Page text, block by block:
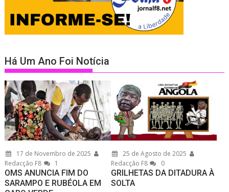
Há Um Ano Foi Notícia
17 de Novembro de 2025
Redacção F8
1
OMS ANUNCIA FIM DO
SARAMPO E RUBÉOLA EM
25 de Agosto de 2025
Redacção F8
0
GRILHETAS DA DITADURA À
SOLTA